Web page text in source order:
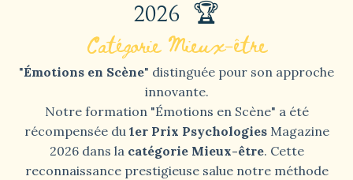
2026 🏆
Catégorie Mieux-être
"Émotions en Scène" distinguée pour son approche
innovante.
Notre formation "Émotions en Scène" a été
récompensée du 1er Prix PsychologiesMagazine
2026 dans la catégorie Mieux-être. Cette
reconnaissance prestigieuse salue notre méthode